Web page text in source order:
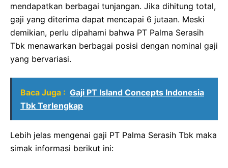
mendapatkan berbagai tunjangan. Jika dihitung total,
gaji yang diterima dapat mencapai 6 jutaan. Meski
demikian, perlu dipahami bahwa PT Palma Serasih
Tbk menawarkan berbagai posisi dengan nominal gaji
yang bervariasi.
Baca Juga : Gaji PT Island Concepts Indonesia
Tbk Terlengkap
Lebih jelas mengenai gaji PT Palma Serasih Tbk maka
simak informasi berikut ini: